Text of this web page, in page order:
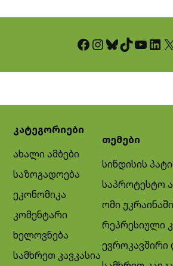
Facebook InstagramBluesky TikTok YouTube LinkedIn X
კატეგორიები
ახალი ამბები
საზოგადოება
ეკონომიკა
კომენტარი
ხელოვნება
სამხრეთ კავკასია
თემები
სინდისის
საპროტესტო
ომი უკრაინაში
რეპრესიული